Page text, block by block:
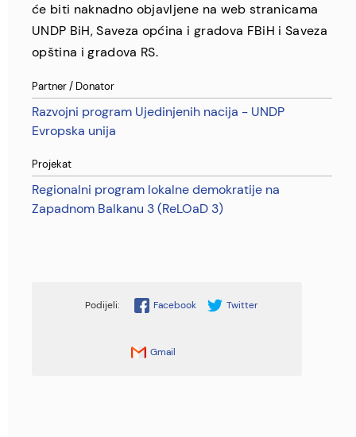
će biti naknadno objavljene na web stranicama
UNDP BiH, Saveza općina i gradova FBiH i Saveza
opština i gradova RS.
Partner / Donator
Razvojni program Ujedinjenih nacija - UNDP
Evropska unija
Projekat
Regionalni program lokalne demokratije na
Zapadnom Balkanu 3 (ReLOaD 3)
Facebook Twitter
Gmail